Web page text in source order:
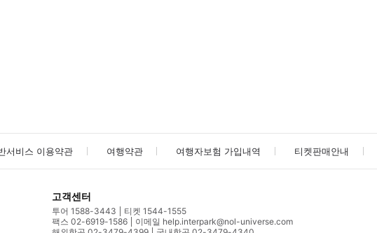
서비스 이용약관 여행약관 여행자보험 가입내역 티켓판매안내
고객센터
투어 1588-3443
티켓 1544-1555
팩스 02-6919-1586
이메일 help.interpark@nol-universe.com